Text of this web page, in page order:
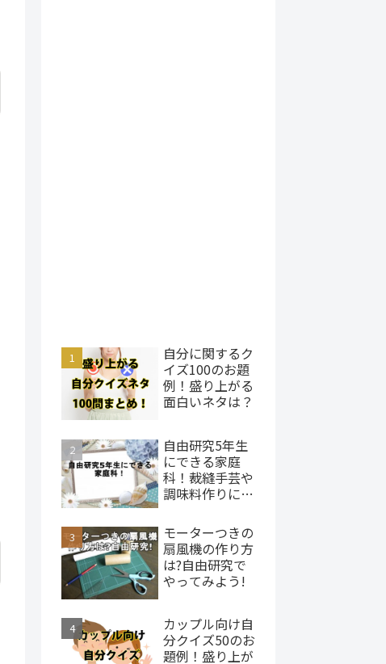
自分に関するク
イズ100のお題
例！盛り上がる
面白いネタは？
自由研究5年生
にできる家庭
科！裁縫手芸や
調味料作りにチ
モーターつきの
扇風機の作り方
は?自由研究で
やってみよう!
カップル向け自
分クイズ50のお
題例！盛り上が